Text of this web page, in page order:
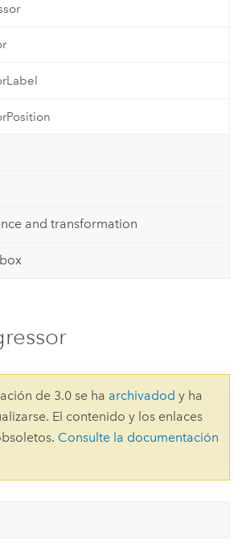
and transformation
de 3.0 se ha archivadod y ha
El contenido y los enlaces
Consulte la documentación